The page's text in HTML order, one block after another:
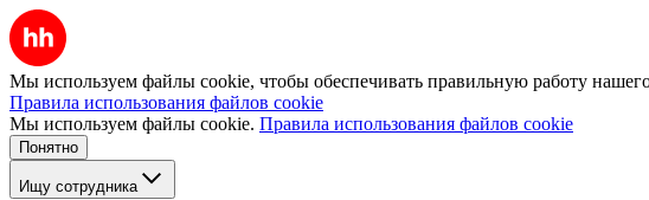
Мы используем файлы cookie, чтобы обеспечивать правильную работу нашего
Правила использования файлов cookie
Мы используем файлы cookie. Правила использования файлов cookie
Понятно
Ищу сотрудника